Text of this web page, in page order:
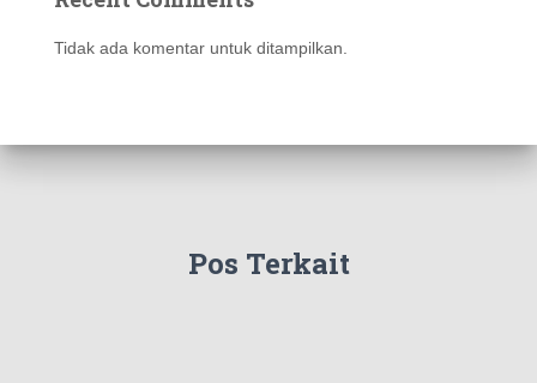
Tidak ada komentar untuk ditampilkan.
Pos Terkait